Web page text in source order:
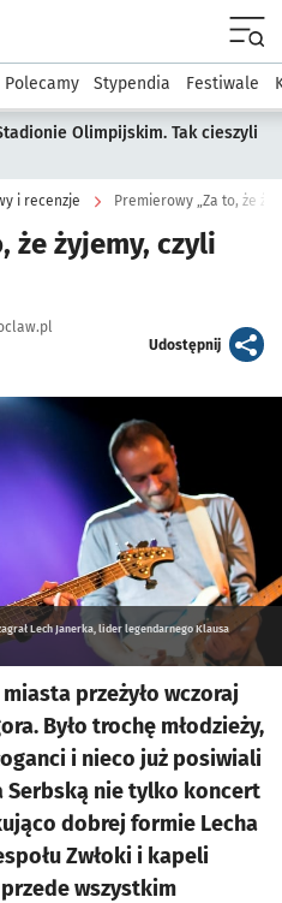
podserwis: Kultura
Polecamy Stypendia Festiwale
Olimpijskim. Tak cieszyli
i recenzje Premierowy „Za to, że
że żyjemy, czyli
Udostępnijartykuł
Lech Janerka, lider legendarnego Klausa
przeżyło wczoraj
Było trochę młodzieży,
i nieco już posiwiali
Serbską nie tylko koncert
dobrej formie Lecha
Zwłoki i kapeli
wszystkim